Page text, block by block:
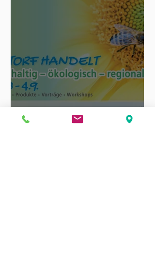
Nachhaltigkeitswoche in
Lintorf vom 30.08. bis